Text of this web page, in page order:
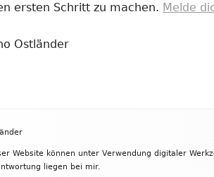
ersten Schritt zu machen. Melde
Ostländer
Website können unter Verwendung digitaler
liegen bei mir.